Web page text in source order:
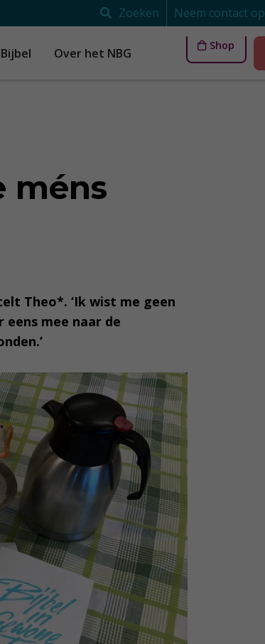
Zoeken Neem contact op
Over het NBG
Shop
méns
Theo*. ‘Ik wist me geen
eens mee naar de